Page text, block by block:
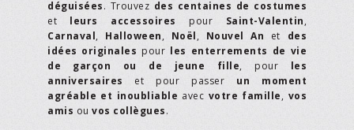
déguisées. Trouvez des centaines de costumes
et leurs accessoires pour Saint-Valentin,
Carnaval, Halloween, Noël, Nouvel An et des
idées originales pour les enterrements de vie
de garçon ou de jeune fille, pour les
anniversaires et pour passer un moment
agréable et inoubliable avec votre famille, vos
amis ou vos collègues.